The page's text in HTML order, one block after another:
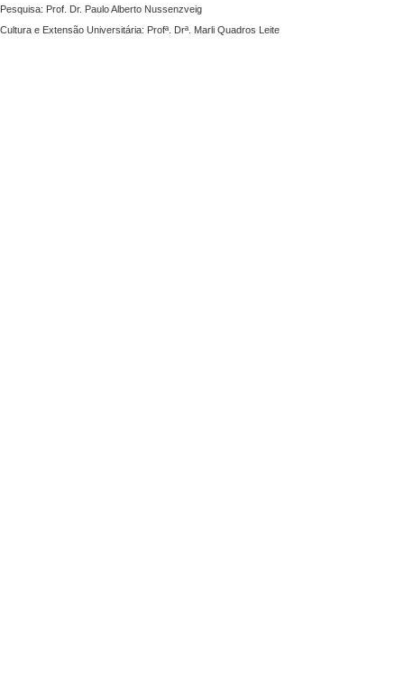
Pesquisa: Prof. Dr. Paulo Alberto Nussenzveig
Cultura e Extensão Universitária: Profª. Drª. Marli Quadros Leite